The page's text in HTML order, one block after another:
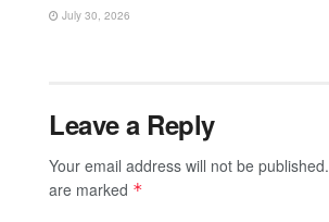
July 30, 2026
Leave a Reply
Your email address will not be published.
are marked *